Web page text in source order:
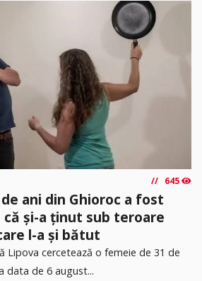
645
ani din Ghioroc a fost
și-a ținut sub teroare
l-a și bătut
Lipova cercetează o femeie de 31 de
data de 6 august...